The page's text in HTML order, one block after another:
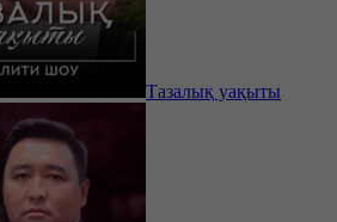
Тазалық уақыты